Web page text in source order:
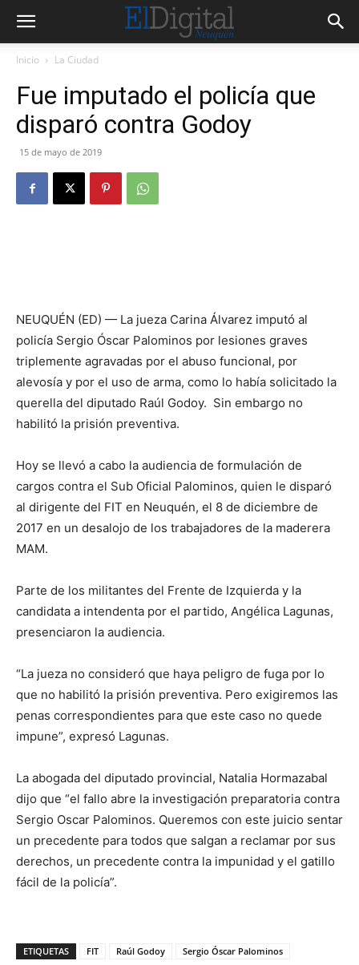
Inicio La Ciudad
Fue imputado el policía que
disparó contra Godoy
15 de mayo de 2019
NEUQUÉN (ED) — La jueza Carina Álvarez imputó al
policía Sergio Óscar Palominos por lesiones graves
triplemente agravadas por el abuso funcional, por
alevosía y por el uso de arma, como lo había solicitado la
querella del diputado Raúl Godoy. Sin embargo no
habilitó la prisión preventiva.
Hoy se llevó a cabo la audiencia de formulación de
cargos contra el Sub Oficial Palominos, quien le disparó
al dirigente del FIT en Neuquén, el 8 de diciembre de
2017 en un desalojo de los trabajadores de la maderera
MAM.
Parte de los militantes del Frente de Izquierda y la
candidata a intendenta por el partido, Angélica Lagunas,
presenciaron la audiencia.
“La jueza no consideró que haya peligro de fuga por lo
que no habilitó la prisión preventiva. Pero exigiremos las
penas correspondientes para que este caso no quede
impune”, expresó Lagunas.
La abogada del diputado provincial, Natalia Hormazabal
dijo que “el fallo abre la investigación preparatoria contra
Sergio Oscar Palominos. Queremos con este juicio sentar
un precedente para todos que salgan a reclamar por sus
derechos, un precedente contra la impunidad y el gatillo
fácil de la policía”.
ETIQUETAS FIT Raúl Godoy Sergio Óscar Palominos